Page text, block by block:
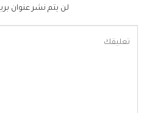
لن يتم نشر عنوان